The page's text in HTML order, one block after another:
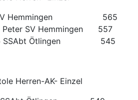
SV Hemmingen 565
Peter SV Hemmingen 557
SSAbt Ötlingen 545
Herren-AK- Einzel